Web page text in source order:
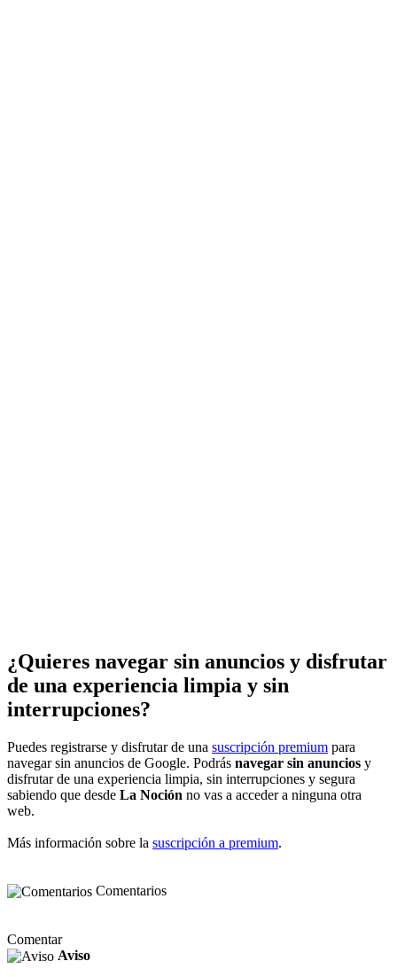
¿Quieres navegar sin anuncios y disfrutar
de una experiencia limpia y sin
interrupciones?
Puedes registrarse y disfrutar de una suscripción premium para
navegar sin anuncios de Google. Podrás navegar sin anuncios y
disfrutar de una experiencia limpia, sin interrupciones y segura
sabiendo que desde La Noción no vas a acceder a ninguna otra
web.
Más información sobre la suscripción a premium.
Comentarios
Comentar
Aviso